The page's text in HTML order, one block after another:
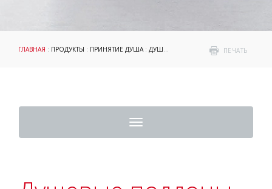
ПЕЧАТЬ
ГЛАВНАЯ : ПРОДУКТЫ : ПРИНЯТИЕ ДУША: ДУШЕВЫЕ ПОДДОНЫ ПО ФОРМЕ
Toggle
navigation